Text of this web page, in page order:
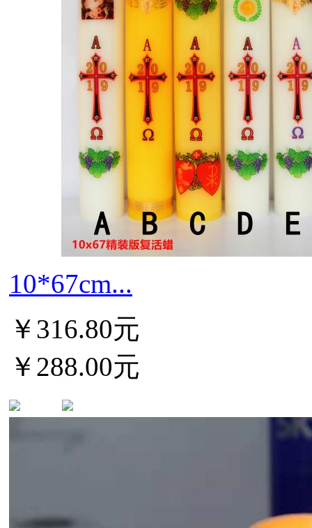
10*67cm...
￥316.80元
￥288.00元